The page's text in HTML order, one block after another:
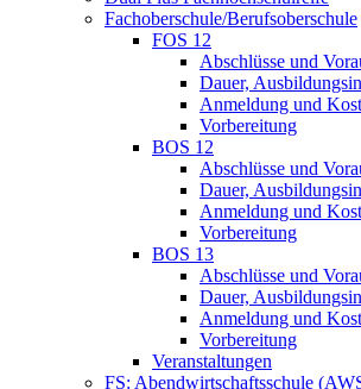
Fachoberschule/Berufsoberschule
FOS 12
Abschlüsse und
Dauer,
Anmeldung und
Vorbereitung
BOS 12
Abschlüsse und
Dauer,
Anmeldung und
Vorbereitung
BOS 13
Abschlüsse und
Dauer,
Anmeldung und
Vorbereitung
Veranstaltungen
FS: Abendwirtschaftsschule